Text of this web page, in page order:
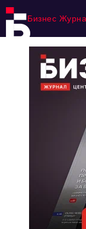
Бизнес
Ниши и рынки